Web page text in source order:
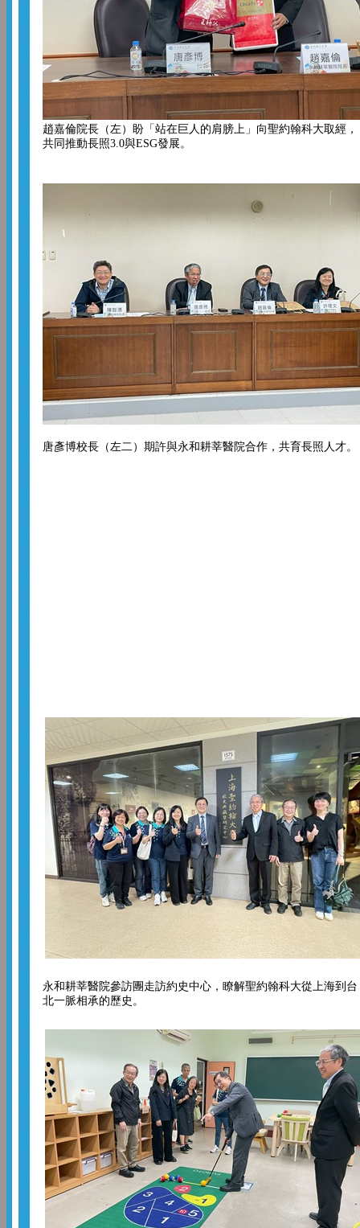
趙嘉倫院長（左）盼「站在巨人的肩膀上」向聖約翰科大取經，
共同推動長照3.0與ESG發展。
唐彥博校長（左二）期許與永和耕莘醫院合作，共育長照人才。
永和耕莘醫院參訪團走訪約史中心，瞭解聖約翰科大從上海到台
北一脈相承的歷史。